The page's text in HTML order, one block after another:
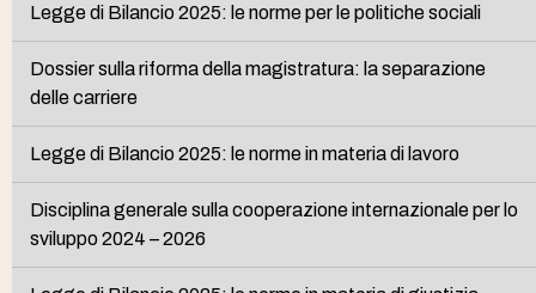
Legge di Bilancio 2025: le norme per le politiche sociali
Dossier sulla riforma della magistratura: la separazione
delle carriere
Legge di Bilancio 2025: le norme in materia di lavoro
Disciplina generale sulla cooperazione internazionale per lo
sviluppo 2024 – 2026